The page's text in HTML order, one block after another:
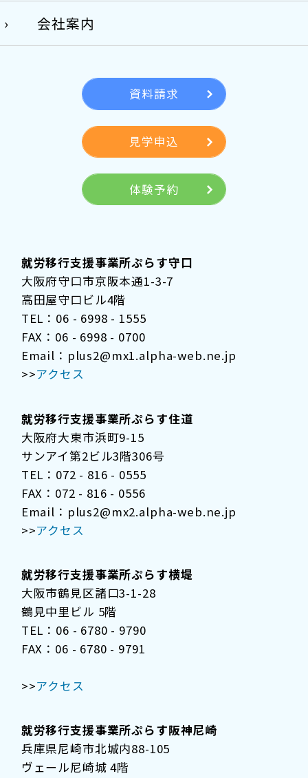
会社案内
資料請求
見学申込
体験予約
就労移行支援事業所ぷらす守口
大阪府守口市京阪本通1-3-7
高田屋守口ビル4階
TEL：06 - 6998 - 1555
FAX：06 - 6998 - 0700
Email：plus2@mx1.alpha-web.ne.jp
>>アクセス
就労移行支援事業所ぷらす住道
大阪府大東市浜町9-15
サンアイ第2ビル3階306号
TEL：072 - 816 - 0555
FAX：072 - 816 - 0556
Email：plus2@mx2.alpha-web.ne.jp
>>アクセス
就労移行支援事業所ぷらす横堤
大阪市鶴見区諸口3-1-28
鶴見中里ビル 5階
TEL：06 - 6780 - 9790
FAX：06 - 6780 - 9791
>>アクセス
就労移行支援事業所ぷらす阪神尼崎
兵庫県尼崎市北城内88-105
ヴェール尼崎城 4階